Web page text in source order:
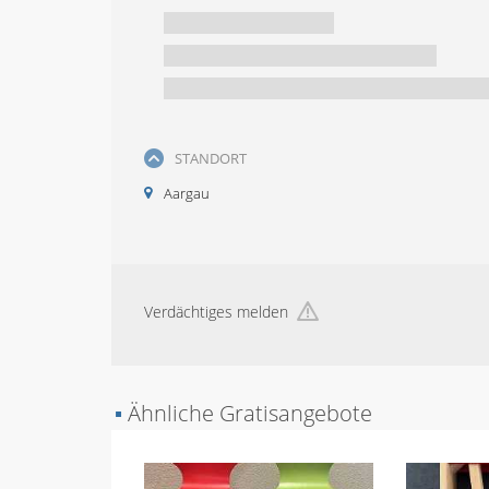
STANDORT
Aargau
Verdächtiges melden
▪ Ähnliche Gratisangebote